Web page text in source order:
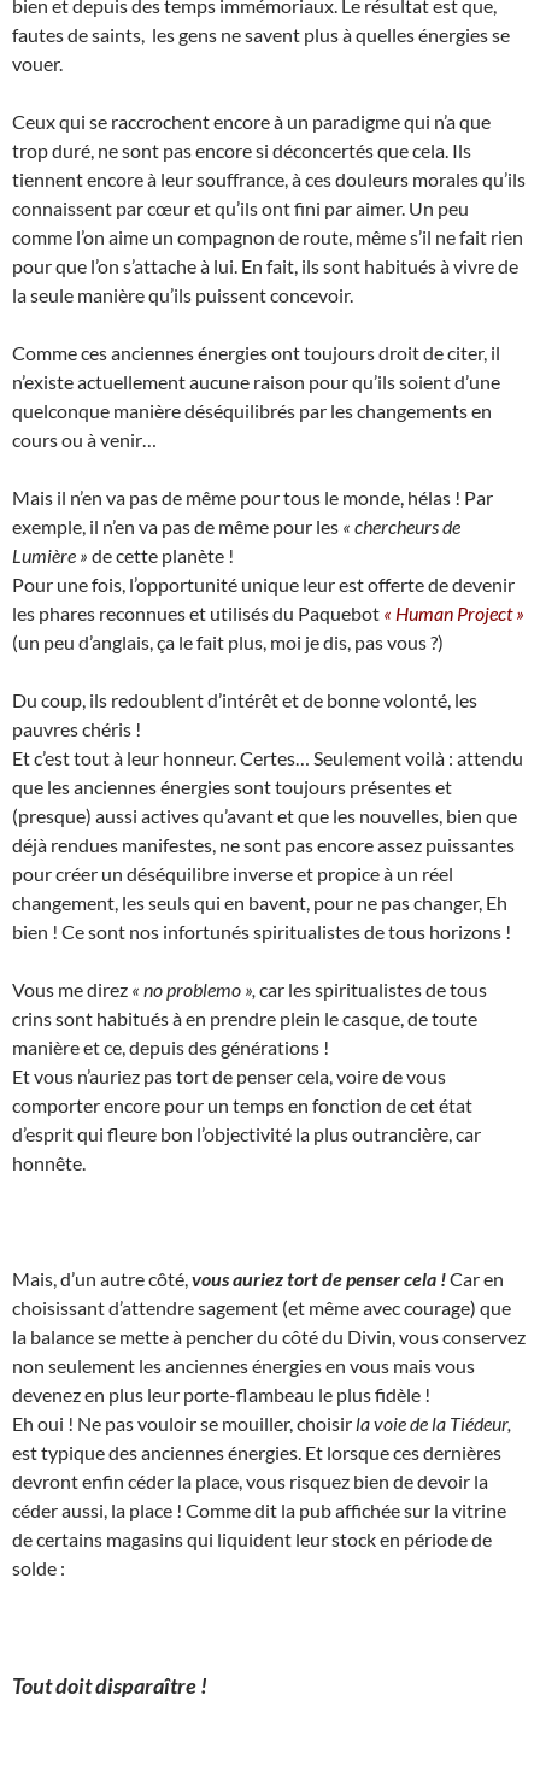
bien et depuis des temps immémoriaux. Le résultat est que,
fautes de saints, les gens ne savent plus à quelles énergies se
vouer.
Ceux qui se raccrochent encore à un paradigme qui n’a que
trop duré, ne sont pas encore si déconcertés que cela. Ils
tiennent encore à leur souffrance, à ces douleurs morales qu’ils
connaissent par cœur et qu’ils ont fini par aimer. Un peu
comme l’on aime un compagnon de route, même s’il ne fait rien
pour que l’on s’attache à lui. En fait, ils sont habitués à vivre de
la seule manière qu’ils puissent concevoir.
Comme ces anciennes énergies ont toujours droit de citer, il
n’existe actuellement aucune raison pour qu’ils soient d’une
quelconque manière déséquilibrés par les changements en
cours ou à venir…
Mais il n’en va pas de même pour tous le monde, hélas ! Par
exemple, il n’en va pas de même pour les « chercheurs de
Lumière » de cette planète !
Pour une fois, l’opportunité unique leur est offerte de devenir
les phares reconnues et utilisés du Paquebot « Human Project »
(un peu d’anglais, ça le fait plus, moi je dis, pas vous ?)
Du coup, ils redoublent d’intérêt et de bonne volonté, les
pauvres chéris !
Et c’est tout à leur honneur. Certes… Seulement voilà : attendu
que les anciennes énergies sont toujours présentes et
(presque) aussi actives qu’avant et que les nouvelles, bien que
déjà rendues manifestes, ne sont pas encore assez puissantes
pour créer un déséquilibre inverse et propice à un réel
changement, les seuls qui en bavent, pour ne pas changer, Eh
bien ! Ce sont nos infortunés spiritualistes de tous horizons !
Vous me direz « no problemo », car les spiritualistes de tous
crins sont habitués à en prendre plein le casque, de toute
manière et ce, depuis des générations !
Et vous n’auriez pas tort de penser cela, voire de vous
comporter encore pour un temps en fonction de cet état
d’esprit qui fleure bon l’objectivité la plus outrancière, car
honnête.
Mais, d’un autre côté, vous auriez tort de penser cela !Car en
choisissant d’attendre sagement (et même avec courage) que
la balance se mette à pencher du côté du Divin, vous conservez
non seulement les anciennes énergies en vous mais vous
devenez en plus leur porte-flambeau le plus fidèle !
Eh oui ! Ne pas vouloir se mouiller, choisir la voie de la Tiédeur,
est typique des anciennes énergies. Et lorsque ces dernières
devront enfin céder la place, vous risquez bien de devoir la
céder aussi, la place ! Comme dit la pub affichée sur la vitrine
de certains magasins qui liquident leur stock en période de
solde :
Tout doit disparaître !